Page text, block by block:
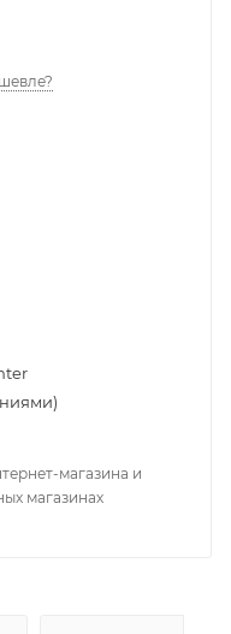
магазина и
магазинах